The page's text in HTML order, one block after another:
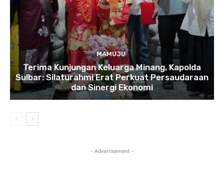
MAMUJU
Terima Kunjungan Keluarga Minang, Kapolda
Sulbar: Silaturahmi Erat Perkuat Persaudaraan
dan Sinergi Ekonomi
- Advertisement -